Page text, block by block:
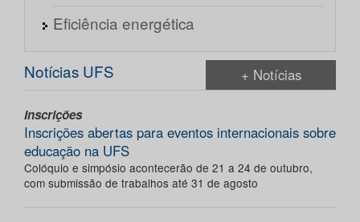
Eficiência energética
Notícias UFS + Notícias
Inscrições
Inscrições abertas para eventos internacionais sobre
educação na UFS
Colóquio e simpósio acontecerão de 21 a 24 de outubro,
com submissão de trabalhos até 31 de agosto